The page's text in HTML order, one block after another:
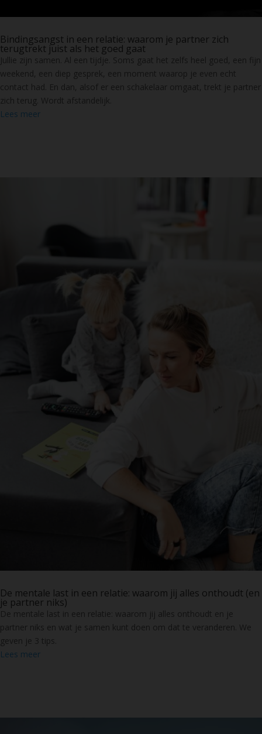
Bindingsangst in een relatie: waarom je partner zich
terugtrekt juist als het goed gaat
Jullie zijn samen. Al een tijdje. Soms gaat het zelfs heel goed, een fijn
weekend, een diep gesprek, een moment waarop je even echt
contact had. En dan, alsof er een schakelaar omgaat, trekt je partner
zich terug. Wordt afstandelijk.
Lees meer
De mentale last in een relatie: waarom jij alles onthoudt (en
je partner niks)
De mentale last in een relatie: waarom jij alles onthoudt en je
partner niks en wat je samen kunt doen om dat te veranderen. We
geven je 3 tips.
Lees meer